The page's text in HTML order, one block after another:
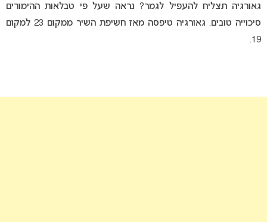
גאורגיה תצליח להעפיל לגמר? נראה שעל פי טבלאות ההימורים
סיכוייה טובים. גאורגיה טיפסה מאז חשיפת השיר ממקום 23 למקום
19.